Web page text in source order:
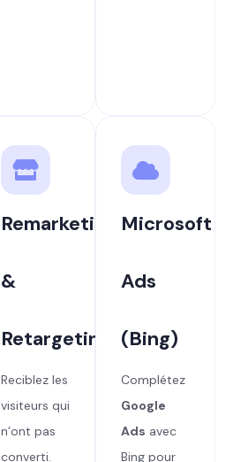
Remarketing
&
Retargeting
Reciblez les
visiteurs qui
n’ont pas
converti.
Microsoft
Ads
(Bing)
Complétez
Google
Ads avec
Bing pour